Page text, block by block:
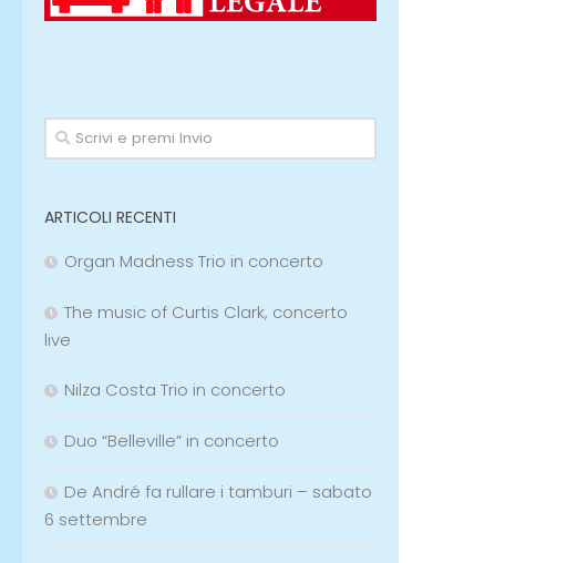
ARTICOLI RECENTI
Organ Madness Trio in concerto
The music of Curtis Clark, concerto
live
Nilza Costa Trio in concerto
Duo “Belleville” in concerto
De André fa rullare i tamburi – sabato
6 settembre